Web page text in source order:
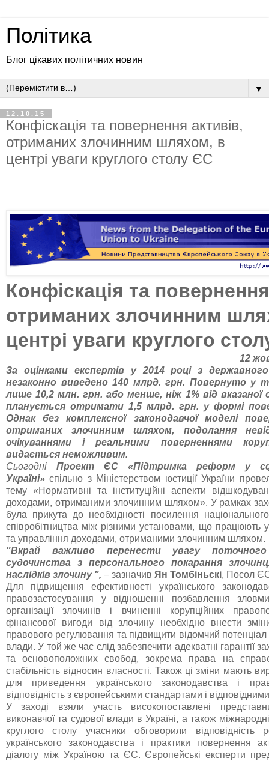
Політика
Блог цікавих політичних новин
▼
12.10.15
Конфіскація та повернення активів,
отриманих злочинним шляхом, в
центрі уваги круглого столу ЄС
Конфіскація та
отриманих злочинним
центрі уваги круглого
12
За оцінками експертів у 2014 році з
незаконно виведено 140 млрд. грн. Повернуто у
лише 10,2 млн. грн. або менше, ніж 1% від вказаної
планується отримати 1,5 млрд. грн. у формі
Однак без комплексної законодавчої моделі
отриманих злочинним шляхом, подолання
очікуваннями і реальними поверненнями
видається неможливим.
Сьогодні Проект ЄС «Підтримка реформ у
Україні»спільно з Міністерством юстиції України
тему «Нормативні та інституційні аспекти
доходами, отриманими злочинним шляхом». У рамках
була прикута до необхідності посилення
співробітництва між різними установами, що працюють у
та управління доходами, отриманими злочинним шляхом.
"Вкрай важливо перенести увагу поточного
судочинства з персонального покарання
наслідків злочину ", – зазначив Ян Томбіньскі, Посол ЄС
Для підвищення ефективності українського
правозастосування у відношенні позбавлення
організації злочинів і вчиненні корупційних
фінансової вигоди від злочину необхідно внести
правового регулювання та підвищити відомчий потенціал
влади. У той же час слід забезпечити адекватні гарантії
та основоположних свобод, зокрема права на
стабільність відносин власності. Також ці зміни мають
для приведення українського законодавства і
відповідність з європейськими стандартами і
У заході взяли участь високопоставлені
виконавчої та судової влади в Україні, а також
круглого столу учасники обговорили відповідність
українського законодавства і практики повернення
діалогу між Україною та ЄС. Європейські експерти